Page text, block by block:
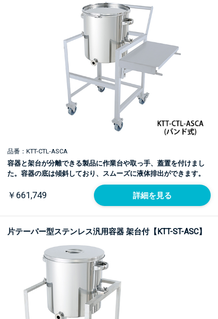
品番：KTT-CTL-ASCA
容器と架台が分離できる製品に作業台や取っ手、蓋置を付けまし
た。容器の底は傾斜しており、スムーズに液体排出ができます。
￥661,749 詳細を見る
片テーパー型ステンレス汎用容器 架台付【KTT-ST-ASC】